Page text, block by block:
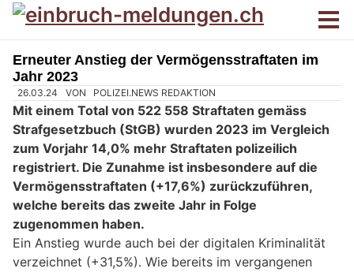
Erneuter Anstieg der Vermögensstraftaten im
Jahr 2023
26.03.24 VON POLIZEI.NEWS REDAKTION
Mit einem Total von 522 558 Straftaten gemäss
Strafgesetzbuch (StGB) wurden 2023 im Vergleich
zum Vorjahr 14,0% mehr Straftaten polizeilich
registriert. Die Zunahme ist insbesondere auf die
Vermögensstraftaten (+17,6%) zurückzuführen,
welche bereits das zweite Jahr in Folge
zugenommen haben.
Ein Anstieg wurde auch bei der digitalen Kriminalität
verzeichnet (+31,5%). Wie bereits im vergangenen